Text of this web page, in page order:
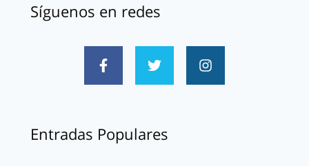
Síguenos en redes
Entradas Populares